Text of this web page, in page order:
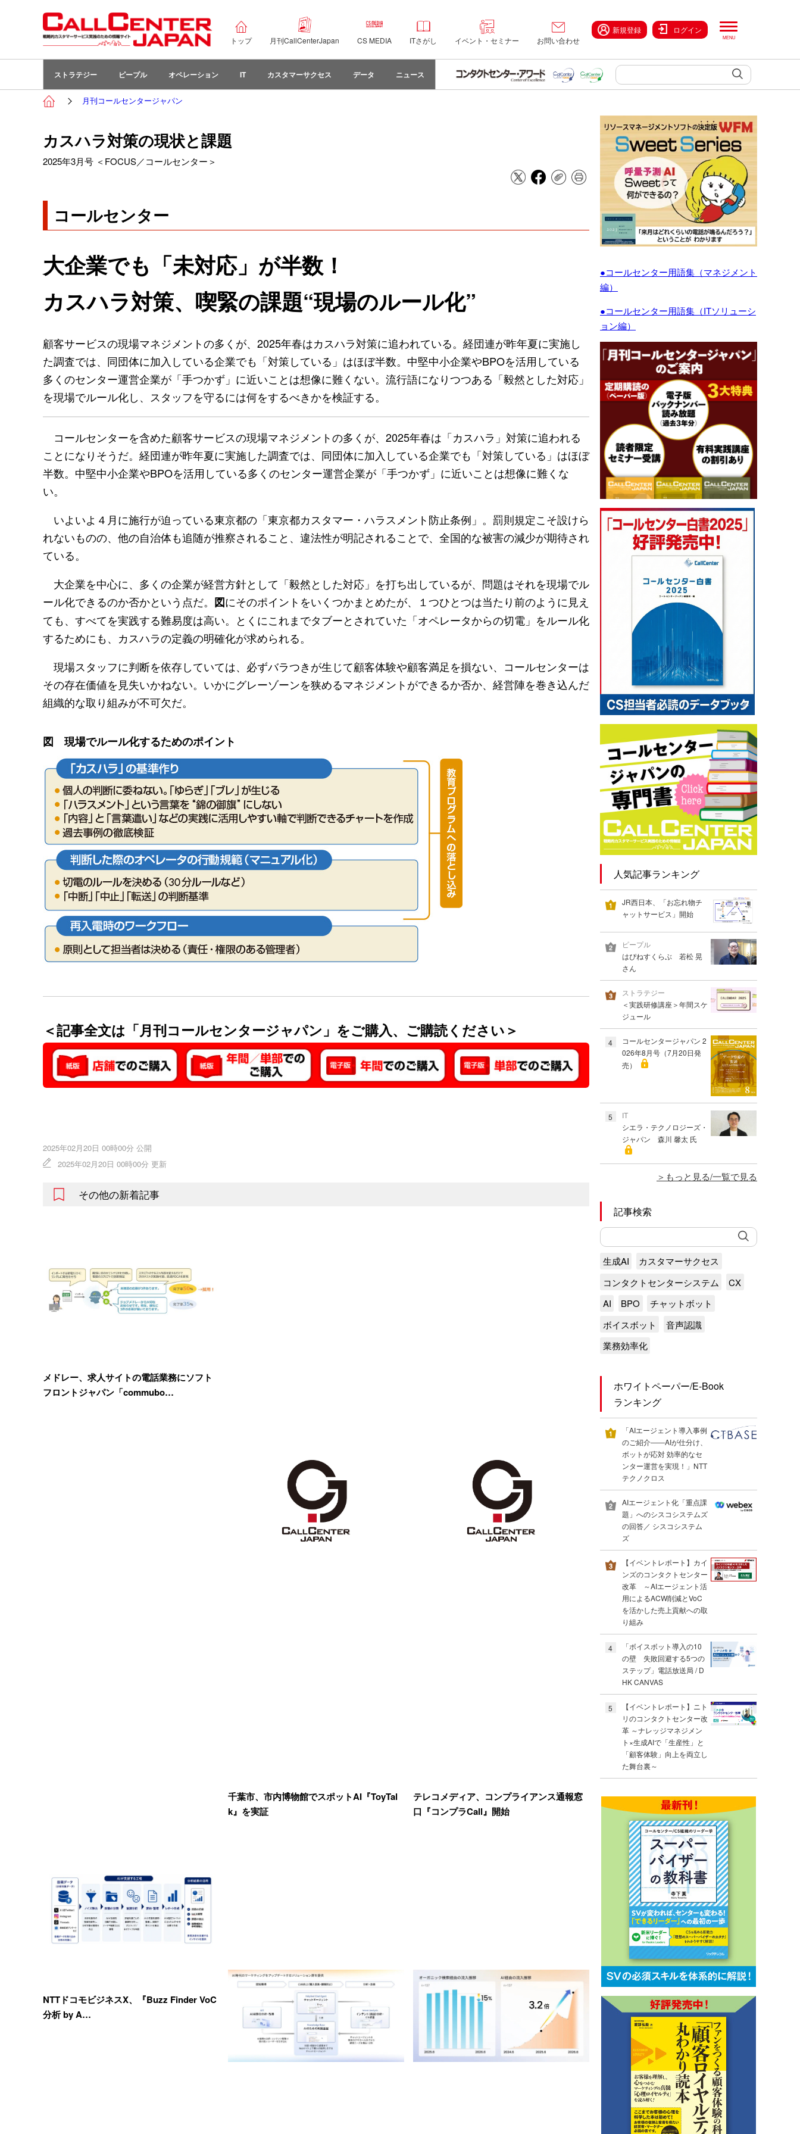
トップ 月刊CallCenterJapan CS MEDIA ITさがし イベント・セミナー お問い合わせ
新規登録 ログイン
ストラテジー ピープル オペレーション IT カスタマーサクセス データ ニュース
月刊コールセンタージャパン
カスハラ対策の現状と課題
2025年3月号 ＜FOCUS／コールセンター＞
コールセンター
大企業でも「未対応」が半数！
カスハラ対策、喫緊の課題“現場のルール化”
顧客サービスの現場マネジメントの多くが、2025年春はカスハラ対策に追われている。経団連が昨年夏に実施し
た調査では、同団体に加入している企業でも「対策している」はほぼ半数。中堅中小企業やBPOを活用している
多くのセンター運営企業が「手つかず」に近いことは想像に難くない。流行語になりつつある「毅然とした対応」
を現場でルール化し、スタッフを守るには何をするべきかを検証する。
コールセンターを含めた顧客サービスの現場マネジメントの多くが、2025年春は「カスハラ」対策に追われる
ことになりそうだ。経団連が昨年夏に実施した調査では、同団体に加入している企業でも「対策している」はほぼ
半数。中堅中小企業やBPOを活用している多くのセンター運営企業が「手つかず」に近いことは想像に難くな
い。
いよいよ４月に施行が迫っている東京都の「東京都カスタマー・ハラスメント防止条例」。罰則規定こそ設けら
れないものの、他の自治体も追随が推察されること、違法性が明記されることで、全国的な被害の減少が期待され
ている。
大企業を中心に、多くの企業が経営方針として「毅然とした対応」を打ち出しているが、問題はそれを現場でル
ール化できるのか否かという点だ。 図にそのポイントをいくつかまとめたが、１つひとつは当たり前のように見え
ても、すべてを実践する難易度は高い。とくにこれまでタブーとされていた「オペレータからの切電」をルール化
するためにも、カスハラの定義の明確化が求められる。
現場スタッフに判断を依存していては、必ずバラつきが生じて顧客体験や顧客満足を損ない、コールセンターは
その存在価値を見失いかねない。いかにグレーゾーンを狭めるマネジメントができるか否か、経営陣を巻き込んだ
組織的な取り組みが不可欠だ。
図 現場でルール化するためのポイント
＜記事全文は「月刊コールセンタージャパン」をご購入、ご購読ください＞
2025年02月20日 00時00分 公開
2025年02月20日 00時00分 更新
その他の新着記事
メドレー、求人サイトの電話業務にソフト
フロントジャパン「commubo…
千葉市、市内博物館でスポットAI『ToyTal
k』を実証
テレコメディア、コンプライアンス通報窓
口『コンプラCall』開始
NTTドコモビジネスX、『Buzz Finder VoC
分析 by A…
●コールセンター用語集（マネジメント
編）
●コールセンター用語集（ITソリューシ
ョン編）
人気記事ランキング
JR西日本、「お忘れ物チ
ャットサービス」開始
ピープル
はぴねすくらぶ 若松 晃
さん
ストラテジー
＜実践研修講座＞年間スケ
ジュール
4
コールセンタージャパン 2
026年8月号（7月20日発
売）
5
IT
シエラ・テクノロジーズ・
ジャパン 森川 馨太 氏
もっと見る/一覧で見る
記事検索
生成AI
カスタマーサクセス
コンタクトセンターシステム
CX
AI
BPO
チャットボット
ボイスボット
音声認識
業務効率化
ホワイトペーパー/E-Book
ランキング
「AIエージェント導入事例
のご紹介――AIが仕分け、
ボットが応対 効率的なセ
ンター運営を実現！」NTT
テクノクロス
AIエージェント化「重点課
題」へのシスコシステムズ
の回答／ シスコシステム
ズ
【イベントレポート】カイ
ンズのコンタクトセンター
改革 ～AIエージェント活
用によるACW削減とVoC
を活かした売上貢献への取
り組み
4
「ボイスボット導入の10
の壁 失敗回避する5つの
ステップ」電話放送局 / D
HK CANVAS
5
【イベントレポート】ニト
リのコンタクトセンター改
革 ～ナレッジマネジメン
ト×生成AIで「生産性」と
「顧客体験」向上を両立し
た舞台裏～